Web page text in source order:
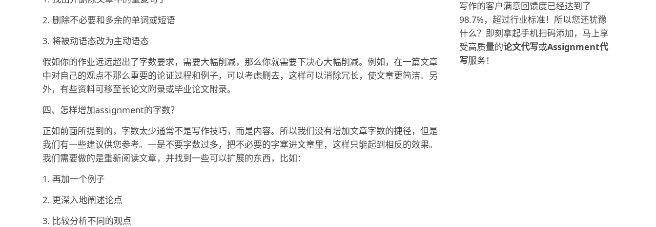
2. 删除不必要和多余的单词或短语
3. 将被动语态改为主动语态
假如你的作业远远超出了字数要求，需要大幅削减，那么你就需要下决心大幅削减。例如，在一篇文章
中对自己的观点不那么重要的论证过程和例子，可以考虑删去，这样可以消除冗长，使文章更简洁。另
外，有些资料可移至长论文附录或毕业论文附录。
四、怎样增加assignment的字数？
正如前面所提到的，字数太少通常不是写作技巧，而是内容。所以我们没有增加文章字数的捷径，但是
我们有一些建议供您参考。一是不要字数过多，把不必要的字塞进文章里，这样只能起到相反的效果。
我们需要做的是重新阅读文章，并找到一些可以扩展的东西，比如：
1. 再加一个例子
2. 更深入地阐述论点
3. 比较分析不同的观点
写作的客户满意回馈度已经达到了
98.7%，超过行业标准！所以您还犹豫
什么？即刻拿起手机扫码添加，马上享
受高质量的论文代写或Assignment代
写服务！